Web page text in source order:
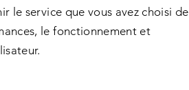
le service que vous avez choisi de
le fonctionnement et